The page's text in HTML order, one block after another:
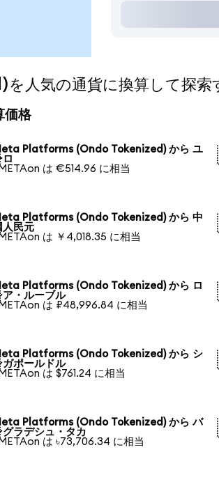
気の通貨に換算して探索
価格
Platforms (Ondo Tokenized) から ユ
は €514.96 に相当
Platforms (Ondo Tokenized) から 中
人民元
は ￥4,018.35 に相当
Platforms (Ondo Tokenized) から ロ
ア・ルーブル
は ₽48,996.84 に相当
Platforms (Ondo Tokenized) から シ
ガポールドル
は $761.24 に相当
Platforms (Ondo Tokenized) から バ
グラデシュ・タカ
は ৳73,706.34 に相当